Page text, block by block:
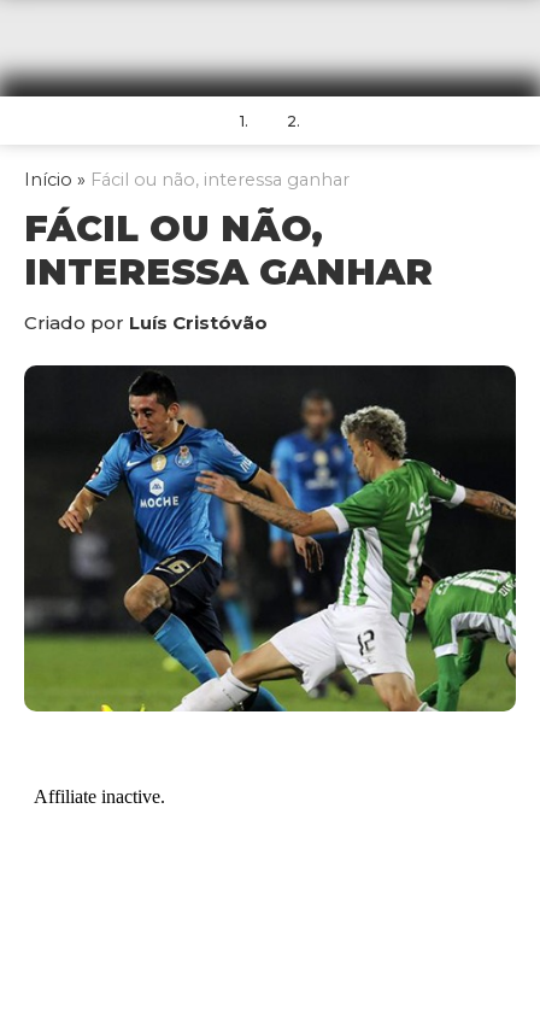
1. 2.
Início » Fácil ou não, interessa ganhar
FÁCIL OU NÃO,
INTERESSA GANHAR
Criado por Luís Cristóvão